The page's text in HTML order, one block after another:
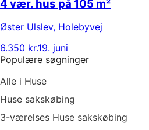
4 vær. hus på 105 m²
Øster Ulslev, Holebyvej
6.350 kr.19. juni
Populære søgninger
Alle i Huse
Huse sakskøbing
3-værelses Huse sakskøbing